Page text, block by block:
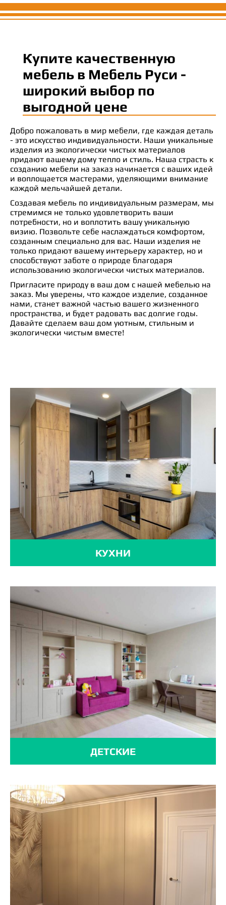
Купите качественную
мебель в Мебель Руси -
широкий выбор по
выгодной цене
Добро пожаловать в мир мебели, где каждая деталь
- это искусство индивидуальности. Наши уникальные
изделия из экологически чистых материалов
придают вашему дому тепло и стиль. Наша страсть к
созданию мебели на заказ начинается с ваших идей
и воплощается мастерами, уделяющими внимание
каждой мельчайшей детали.
Создавая мебель по индивидуальным размерам, мы
стремимся не только удовлетворить ваши
потребности, но и воплотить вашу уникальную
визию. Позвольте себе наслаждаться комфортом,
созданным специально для вас. Наши изделия не
только придают вашему интерьеру характер, но и
способствуют заботе о природе благодаря
использованию экологически чистых материалов.
Пригласите природу в ваш дом с нашей мебелью на
заказ. Мы уверены, что каждое изделие, созданное
нами, станет важной частью вашего жизненного
пространства, и будет радовать вас долгие годы.
Давайте сделаем ваш дом уютным, стильным и
экологически чистым вместе!
КУХНИ
ДЕТСКИЕ